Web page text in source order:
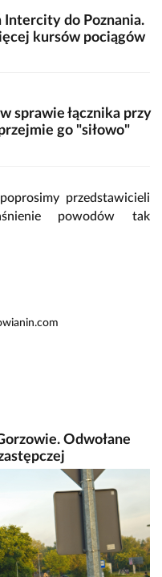
Intercity do Poznania.
kursów pociągów
sprawie łącznika przy
go "siłowo"
przedstawicieli
powodów tak
Odwołane